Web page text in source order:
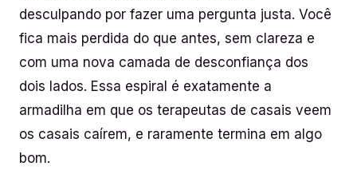
desculpando por fazer uma pergunta justa. Você
fica mais perdida do que antes, sem clareza e
com uma nova camada de desconfiança dos
dois lados. Essa espiral é exatamente a
armadilha em que os terapeutas de casais veem
os casais caírem, e raramente termina em algo
bom.